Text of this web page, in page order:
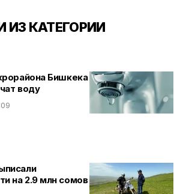
ИЗ КАТЕГОРИИ
Бишкека
воду
на 2.9 млн сомов